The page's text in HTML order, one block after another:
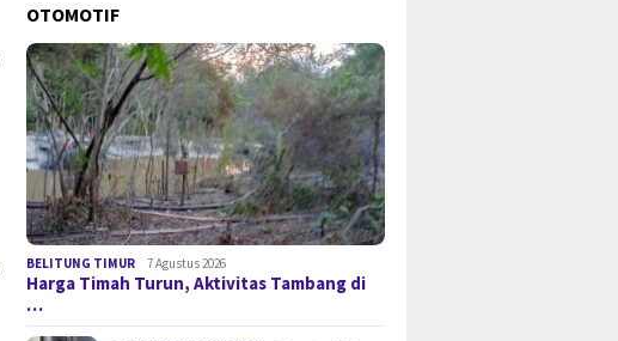
OTOMOTIF
BELITUNG TIMUR 7 Agustus 2026
Harga Timah Turun, Aktivitas Tambang di
…